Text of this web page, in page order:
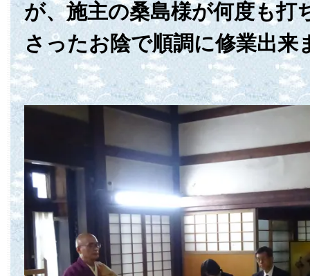
が、施主の桑島様が何度も打
さったお陰で順調に修業出来